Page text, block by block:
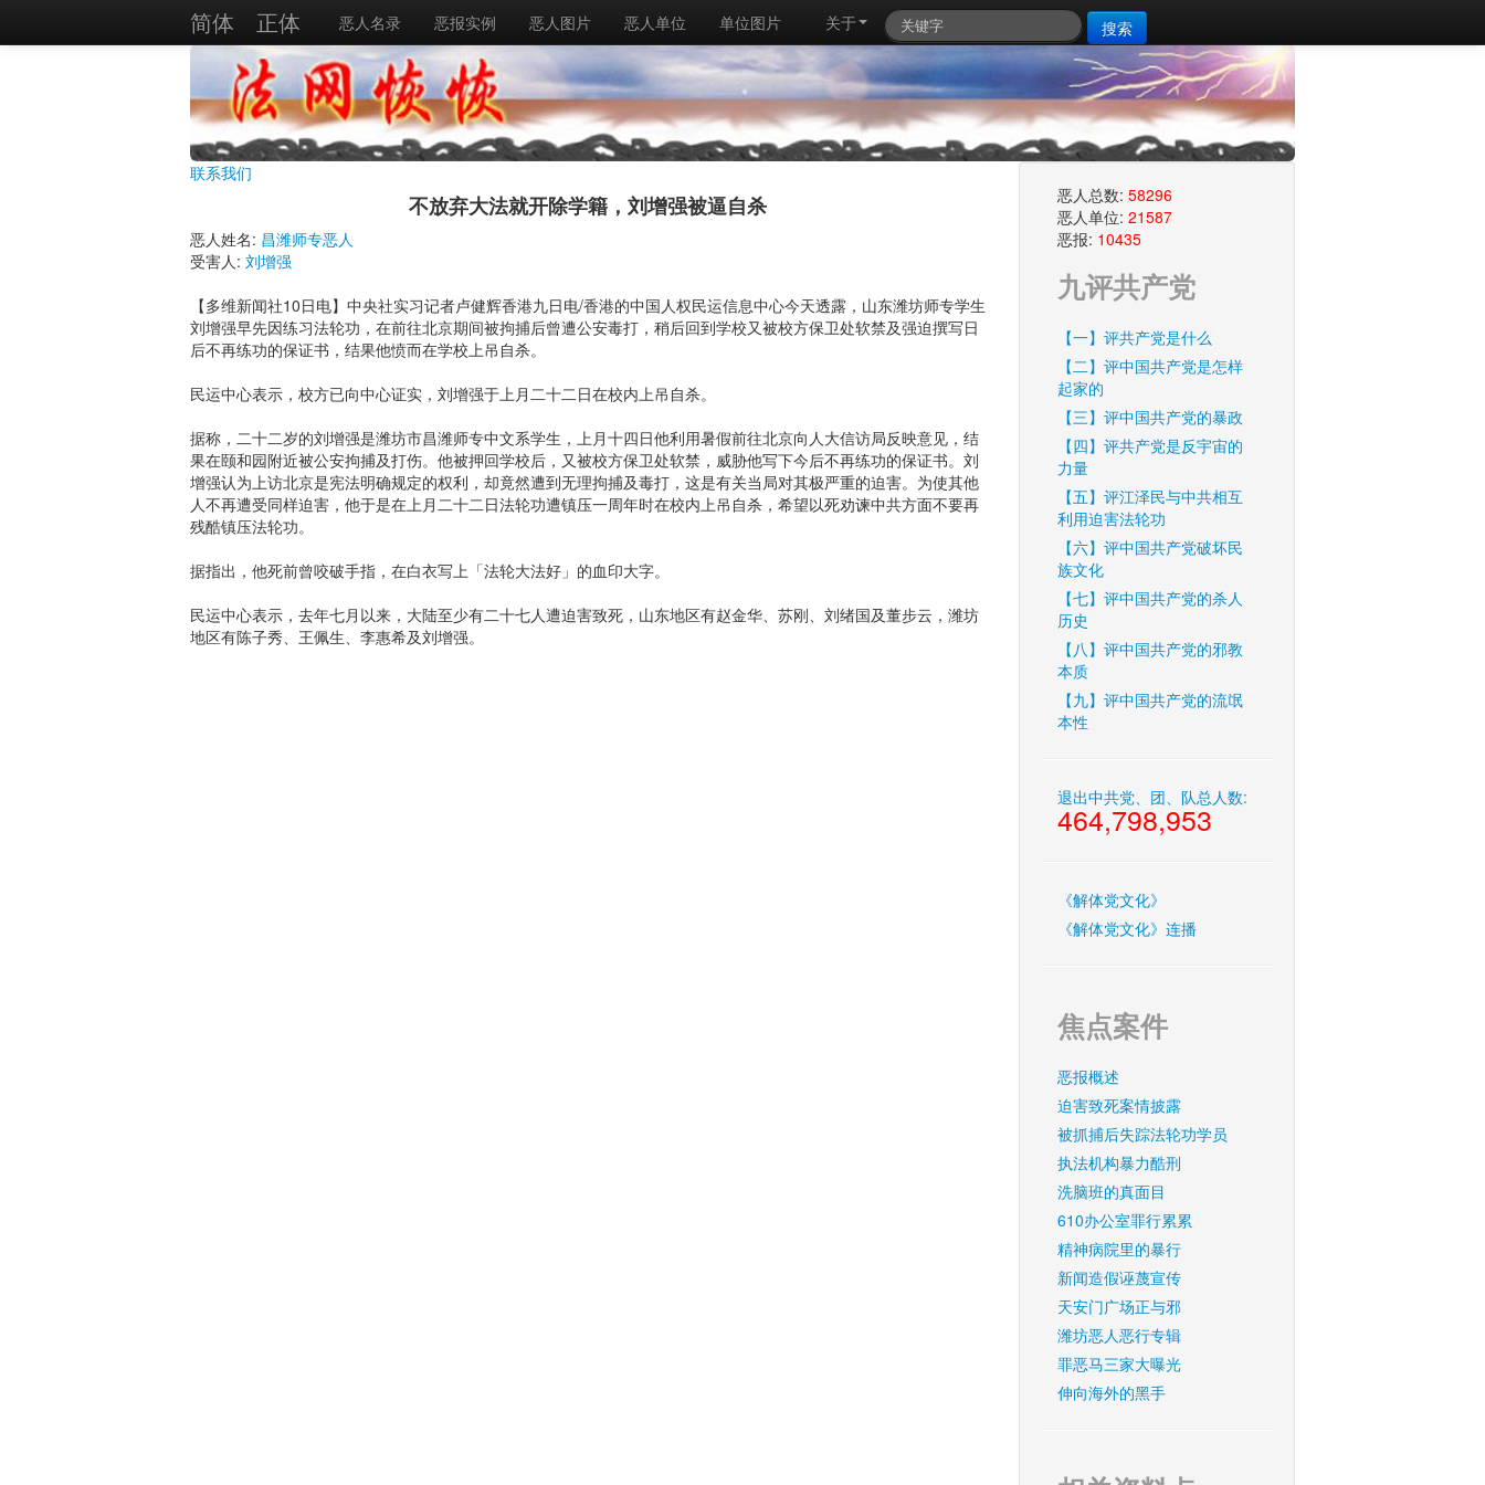
简体 正体 恶人名录 恶报实例 恶人图片 恶人单位 单位图片 搜索
关于
联系我们
不放弃大法就开除学籍，刘增强被逼自杀
恶人姓名: 昌潍师专恶人
受害人: 刘增强
【多维新闻社10日电】中央社实习记者卢健辉香港九日电/香港的中国人权民运信息中心今天透露，山东潍坊师专学生
刘增强早先因练习法轮功，在前往北京期间被拘捕后曾遭公安毒打，稍后回到学校又被校方保卫处软禁及强迫撰写日
后不再练功的保证书，结果他愤而在学校上吊自杀。
民运中心表示，校方已向中心证实，刘增强于上月二十二日在校内上吊自杀。
据称，二十二岁的刘增强是潍坊市昌潍师专中文系学生，上月十四日他利用暑假前往北京向人大信访局反映意见，结
果在颐和园附近被公安拘捕及打伤。他被押回学校后，又被校方保卫处软禁，威胁他写下今后不再练功的保证书。刘
增强认为上访北京是宪法明确规定的权利，却竟然遭到无理拘捕及毒打，这是有关当局对其极严重的迫害。为使其他
人不再遭受同样迫害，他于是在上月二十二日法轮功遭镇压一周年时在校内上吊自杀，希望以死劝谏中共方面不要再
残酷镇压法轮功。
据指出，他死前曾咬破手指，在白衣写上「法轮大法好」的血印大字。
民运中心表示，去年七月以来，大陆至少有二十七人遭迫害致死，山东地区有赵金华、苏刚、刘绪国及董步云，潍坊
地区有陈子秀、王佩生、李惠希及刘增强。
恶人总数: 58296
恶人单位: 21587
恶报: 10435
九评共产党
【一】评共产党是什么
【二】评中国共产党是怎样
起家的
【三】评中国共产党的暴政
【四】评共产党是反宇宙的
力量
【五】评江泽民与中共相互
利用迫害法轮功
【六】评中国共产党破坏民
族文化
【七】评中国共产党的杀人
历史
【八】评中国共产党的邪教
本质
【九】评中国共产党的流氓
本性
退出中共党、团、队总人数:
464,798,953
《解体党文化》
《解体党文化》连播
焦点案件
恶报概述
迫害致死案情披露
被抓捕后失踪法轮功学员
执法机构暴力酷刑
洗脑班的真面目
610办公室罪行累累
精神病院里的暴行
新闻造假诬蔑宣传
天安门广场正与邪
潍坊恶人恶行专辑
罪恶马三家大曝光
伸向海外的黑手